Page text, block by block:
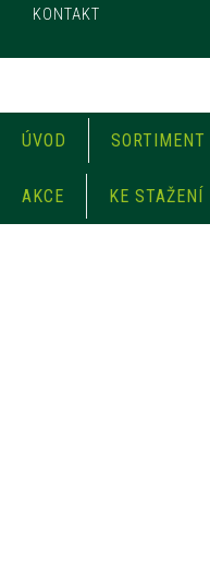
KONTAKT
ÚVOD SORTIMENT
AKCE KE STAŽENÍ